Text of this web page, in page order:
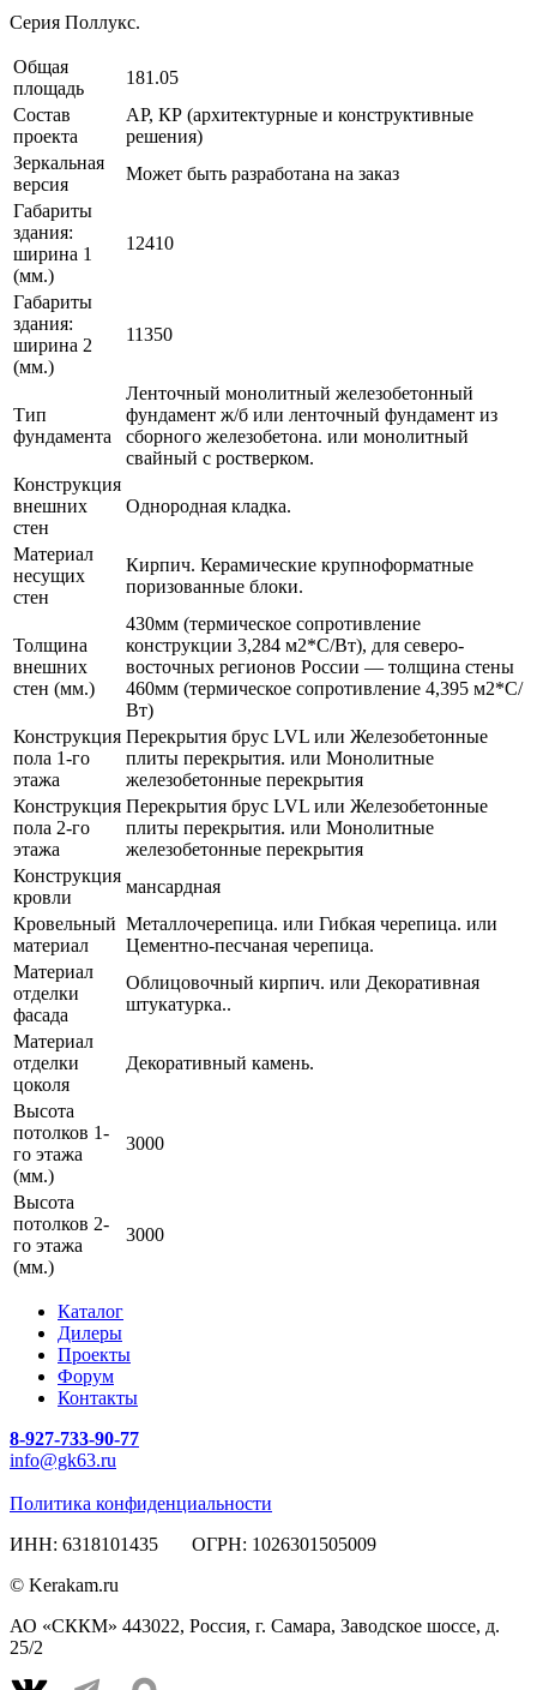
Серия Поллукс.
Общая
площадь
181.05
Состав
проекта
АР, КР (архитектурные и конструктивные
решения)
Зеркальная
версия
Может быть разработана на заказ
Габариты
здания:
ширина 1
(мм.)
12410
Габариты
здания:
ширина 2
(мм.)
11350
Тип
фундамента
Ленточный монолитный железобетонный
фундамент ж/б или ленточный фундамент из
сборного железобетона. или монолитный
свайный с ростверком.
Конструкция
внешних
стен
Однородная кладка.
Материал
несущих
стен
Кирпич. Керамические крупноформатные
поризованные блоки.
Толщина
внешних
стен (мм.)
430мм (термическое сопротивление
конструкции 3,284 м2*С/Вт), для северо-
восточных регионов России — толщина стены
460мм (термическое сопротивление 4,395 м2*С/
Вт)
Конструкция
пола 1-го
этажа
Перекрытия брус LVL или Железобетонные
плиты перекрытия. или Монолитные
железобетонные перекрытия
Конструкция
пола 2-го
этажа
Перекрытия брус LVL или Железобетонные
плиты перекрытия. или Монолитные
железобетонные перекрытия
Конструкция
кровли
мансардная
Кровельный
материал
Металлочерепица. или Гибкая черепица. или
Цементно-песчаная черепица.
Материал
отделки
фасада
Облицовочный кирпич. или Декоративная
штукатурка..
Материал
отделки
цоколя
Декоративный камень.
Высота
потолков 1-
го этажа
(мм.)
3000
Высота
потолков 2-
го этажа
(мм.)
3000
Каталог
Дилеры
Проекты
Форум
Контакты
8-927-733-90-77
info@gk63.ru
Политика конфиденциальности
ИНН: 6318101435 ОГРН: 1026301505009
© Kerakam.ru
АО «СККМ» 443022, Россия, г. Самара, Заводское шоссе, д.
25/2